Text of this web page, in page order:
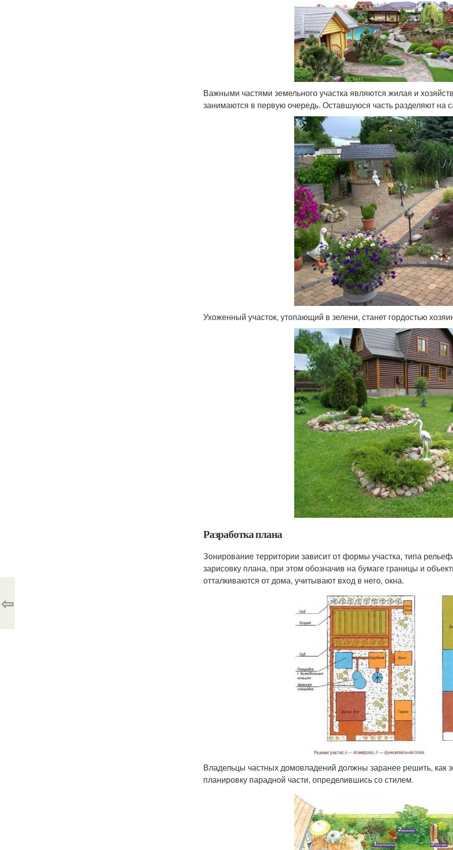
Важными частями земельного участка являются жилая и
занимаются в первую очередь. Оставшуюся часть разделяют на
Ухоженный участок, утопающий в зелени, станет гордостью
Разработка плана
Зонирование территории зависит от формы участка, типа
зарисовку плана, при этом обозначив на бумаге границы и
отталкиваются от дома, учитывают вход в него, окна.
Владельцы частных домовладений должны заранее решить, как
планировку парадной части, определившись со стилем.
⇦